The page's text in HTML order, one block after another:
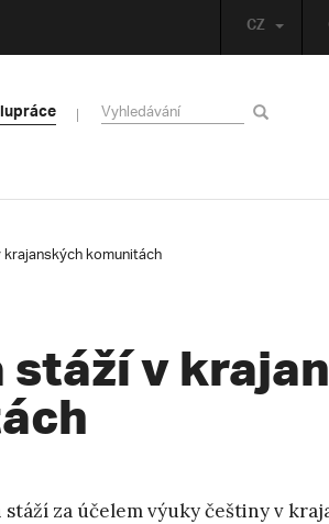
CZ
komunitách
stáží v
za účelem výuky češtiny v